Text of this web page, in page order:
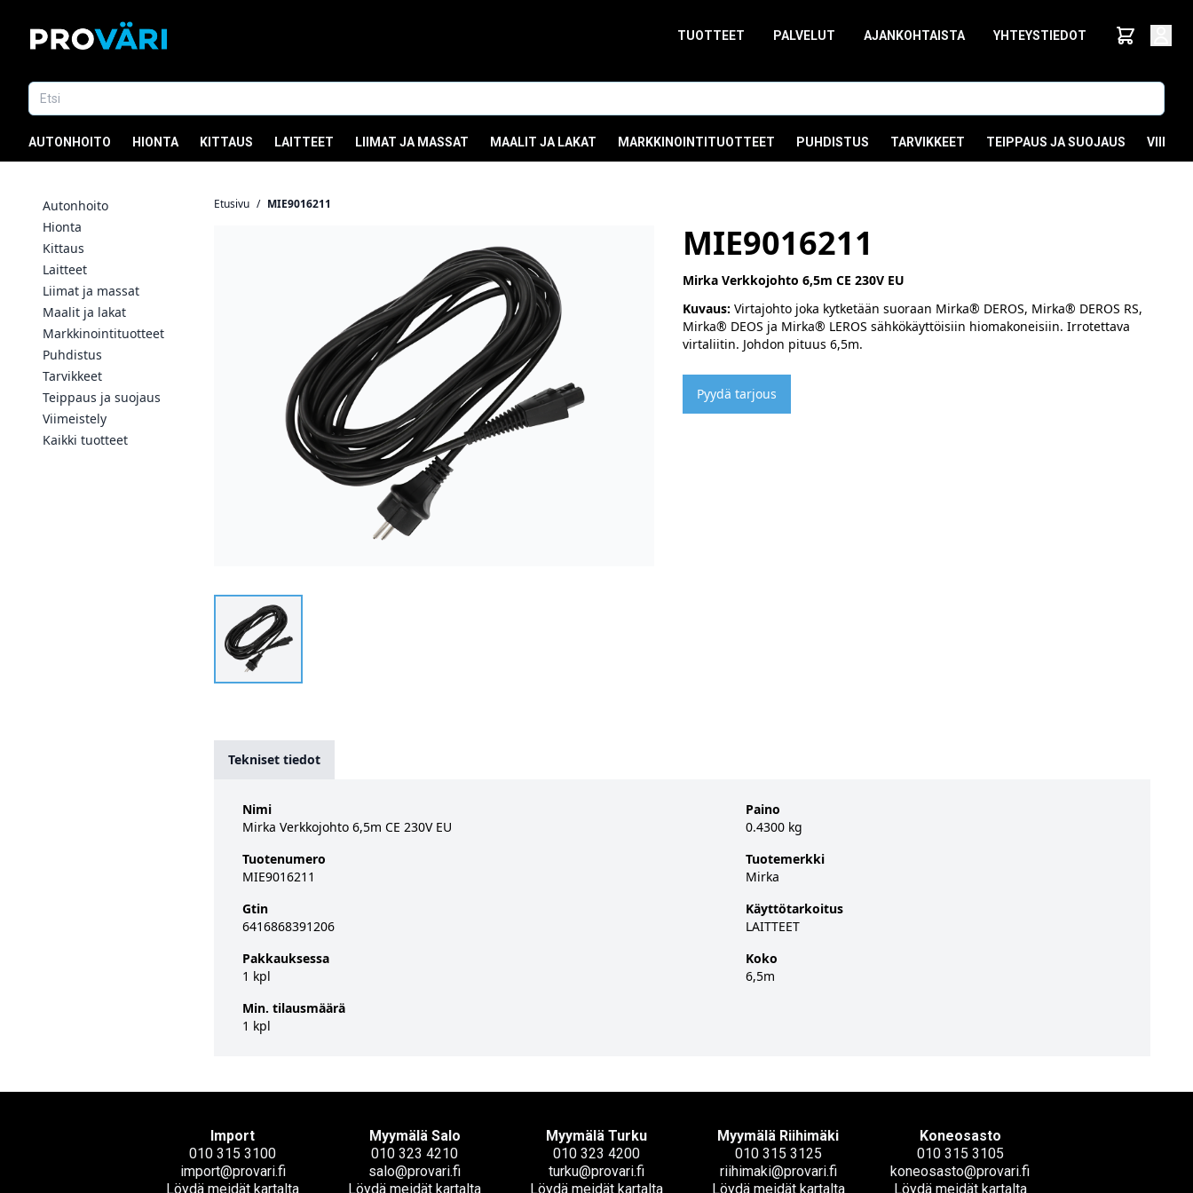
TUOTTEET PALVELUT AJANKOHTAISTA YHTEYSTIEDOT
AUTONHOITO HIONTA KITTAUS LAITTEET LIIMAT JA MASSAT MAALIT JA LAKAT MARKKINOINTITUOTTEET PUHDISTUS TARVIKKEET TEIPPAUS JA SUOJAUS
Autonhoito
Hionta
Kittaus
Laitteet
Liimat ja massat
Maalit ja lakat
Markkinointituotteet
Puhdistus
Tarvikkeet
Teippaus ja suojaus
Viimeistely
Kaikki tuotteet
Etusivu / MIE9016211
MIE9016211
Mirka Verkkojohto 6,5m CE 230V EU
Kuvaus: Virtajohto joka kytketään suoraan Mirka® DEROS, Mirka® DEROS RS,
Mirka® DEOS ja Mirka® LEROS sähkökäyttöisiin hiomakoneisiin. Irrotettava
virtaliitin. Johdon pituus 6,5m.
Pyydä tarjous
Tekniset tiedot
Nimi
Mirka Verkkojohto 6,5m CE 230V EU
Tuotenumero
MIE9016211
Gtin
6416868391206
Pakkauksessa
1 kpl
Min. tilausmäärä
1 kpl
Paino
0.4300 kg
Tuotemerkki
Mirka
Käyttötarkoitus
LAITTEET
Koko
6,5m
Import
010 315 3100
import@provari.fi
Löydä meidät kartalta
Myymälä Salo
010 323 4210
salo@provari.fi
Löydä meidät kartalta
Myymälä Turku
010 323 4200
turku@provari.fi
Löydä meidät kartalta
Myymälä Riihimäki
010 315 3125
riihimaki@provari.fi
Löydä meidät kartalta
Koneosasto
010 315 3105
koneosasto@provari.fi
Löydä meidät kartalta